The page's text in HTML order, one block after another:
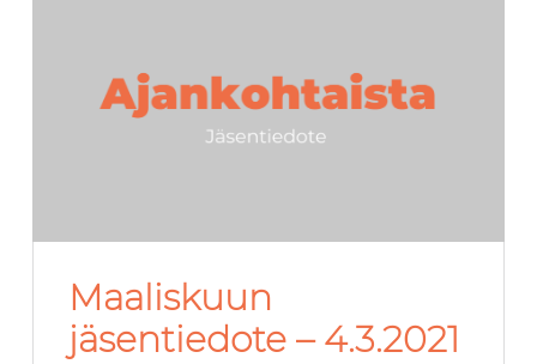
Maaliskuun
jäsentiedote – 4.3.2021